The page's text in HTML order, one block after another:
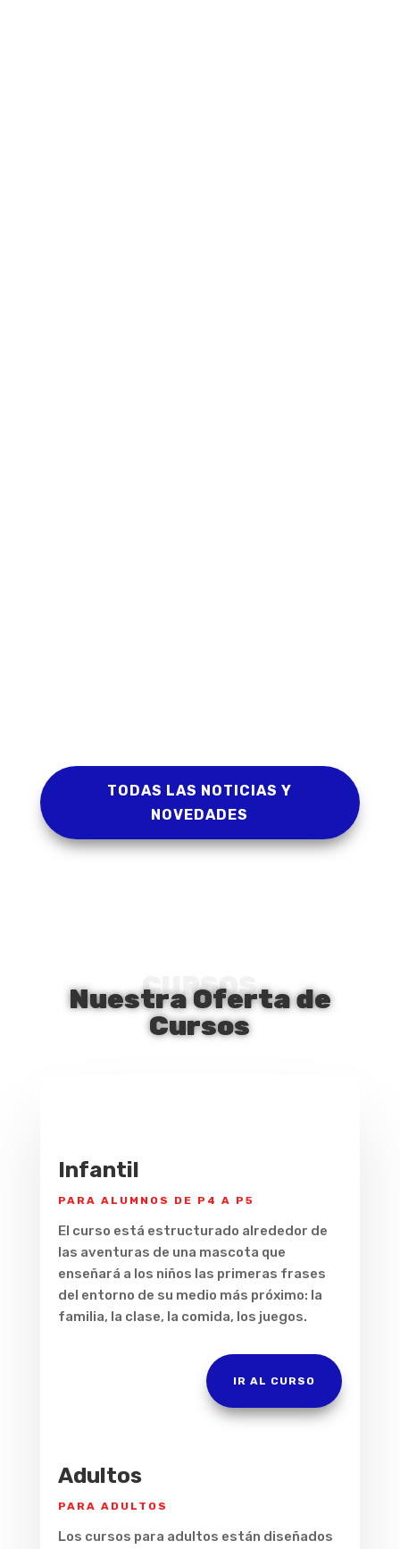
TODAS LAS NOTICIAS Y
NOVEDADES
CURSOS
Nuestra Oferta de
Cursos
Infantil
PARA ALUMNOS DE P4 A P5
El curso está estructurado alrededor de
las aventuras de una mascota que
enseñará a los niños las primeras frases
del entorno de su medio más próximo: la
familia, la clase, la comida, los juegos.
IR AL CURSO
Adultos
PARA ADULTOS
Los cursos para adultos están diseñados